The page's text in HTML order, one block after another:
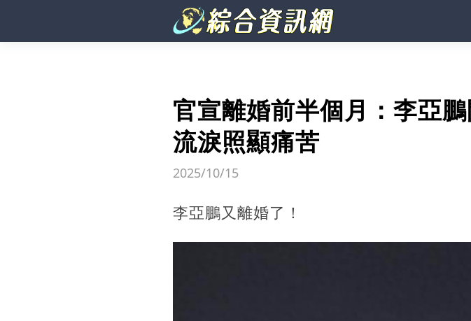
官宣離婚前半個月：李亞
流淚照顯痛苦
2025/10/15
李亞鵬又離婚了！